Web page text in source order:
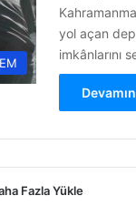
yol açan
imkânlarını
Fazla Yükle